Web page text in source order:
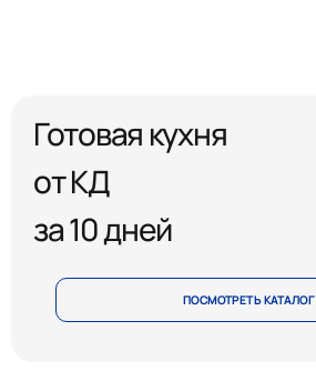
Готовая кухня
от КД
за 10 дней
ПОСМОТРЕТЬ КАТАЛОГ